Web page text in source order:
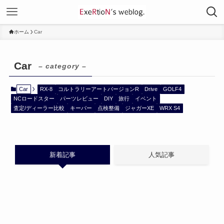
ホーム Car
Car – category –
Car RX-8 コルトラリーアートバージョンR Drive
GOLF4
NCロードスター
パーツレビュー DIY 旅行
イベント
査定/ディーラー比較
キーパー 点検整備 ジャガーXE WRX S4
新着記事 人気記事